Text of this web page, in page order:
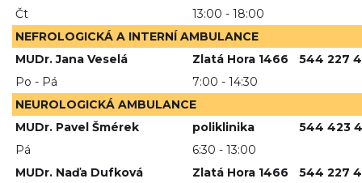
Čt
13:00 - 18:00
NEFROLOGICKÁ A INTERNÍ AMBULANCE
MUDr. Jana Veselá
Zlatá Hora 1466
544 227
Po - Pá
7:00 - 14:30
NEUROLOGICKÁ AMBULANCE
MUDr. Pavel Šmérek
poliklinika
544 423
Pá
6:30 - 13:00
MUDr. Naďa Dufková
Zlatá Hora 1466
544 227